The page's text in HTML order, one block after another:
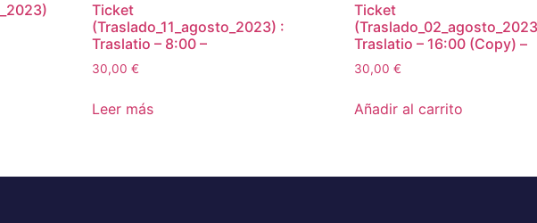
Ticket
(Traslado_11_agosto_2023) :
Traslatio – 8:00 –
30,00 €
Leer más
Ticket
Traslatio – 16:00 (Copy) –
30,00€
Añadir al carrito